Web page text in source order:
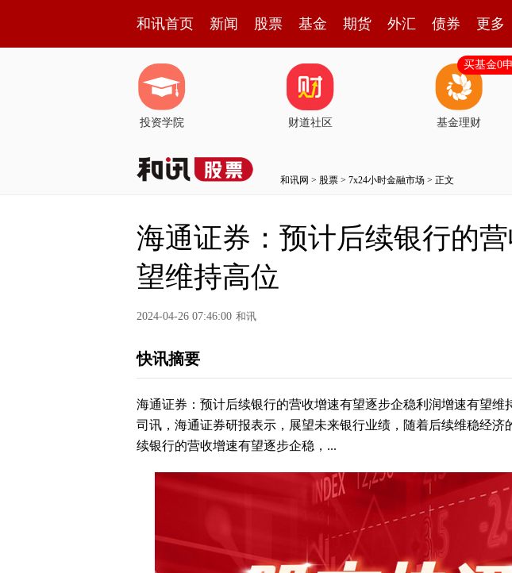
和讯首页 新闻 股票 基金 期货 外汇 债券 更多
投资学院 财道社区 基金理财
买基金0
和讯网 > 股票 > 7x24小时金融市场 > 正文
海通证券：预计后续银行的
望维持高位
2024-04-26 07:46:00 和讯
快讯摘要
海通证券：预计后续银行的营收增速有望逐步企稳利润增速有望维
司讯，海通证券研报表示，展望未来银行业绩，随着后续维稳经济
续银行的营收增速有望逐步企稳，...